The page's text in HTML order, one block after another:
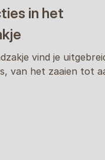
in het
vind je
van het zaaien tot